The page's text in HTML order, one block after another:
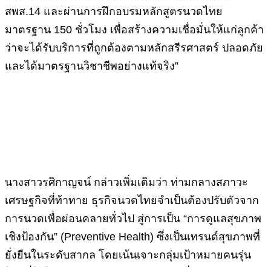
สพส.14 และผ่านการฝึกอบรมหลักสูตรนวดไทย
มาตรฐาน 150 ชั่วโมง เพื่อสร้างความเชื่อมั่นให้แก่ลูกค้า
ว่าจะได้รับบริการที่ถูกต้องตามหลักสรีรศาสตร์ ปลอดภัย
และได้มาตรฐานวิชาชีพอย่างแท้จริง”
นางสาวรศิกาญจน์ กล่าวเพิ่มเติมว่า ท่ามกลางสภาวะ
เศรษฐกิจที่ท้าทาย ธุรกิจนวดไทยจำเป็นต้องปรับตัวจาก
การนวดเพื่อผ่อนคลายทั่วไป สู่การเป็น “การดูแลสุขภาพ
เชิงป้องกัน” (Preventive Health) ซึ่งเป็นเทรนด์สุขภาพที่
ยั่งยืนในระดับสากล โดยเน้นเจาะกลุ่มเป้าหมายคนรุ่น